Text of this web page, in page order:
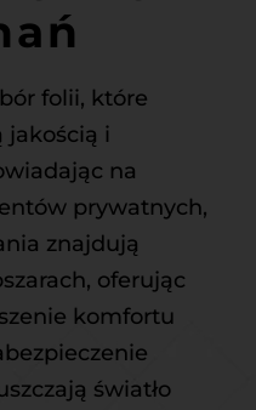
folii, które
jakością i
na
prywatnych,
znajdują
oferując
komfortu
światło